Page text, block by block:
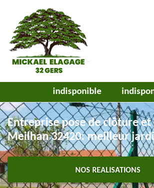
indisponible
Entreprise pose de clôture et
Meilhan 32420: meilleur
NOS REALISATIONS